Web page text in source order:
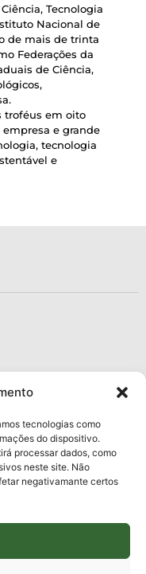
tecnologias como
do dispositivo.
processar dados, como
neste site. Não
negativamante certos
Tecnologia
Nacional de
de mais de trinta
Federações da
de Ciência,
troféus em oito
e grande
tecnologia
e
de Contas
3665-4831